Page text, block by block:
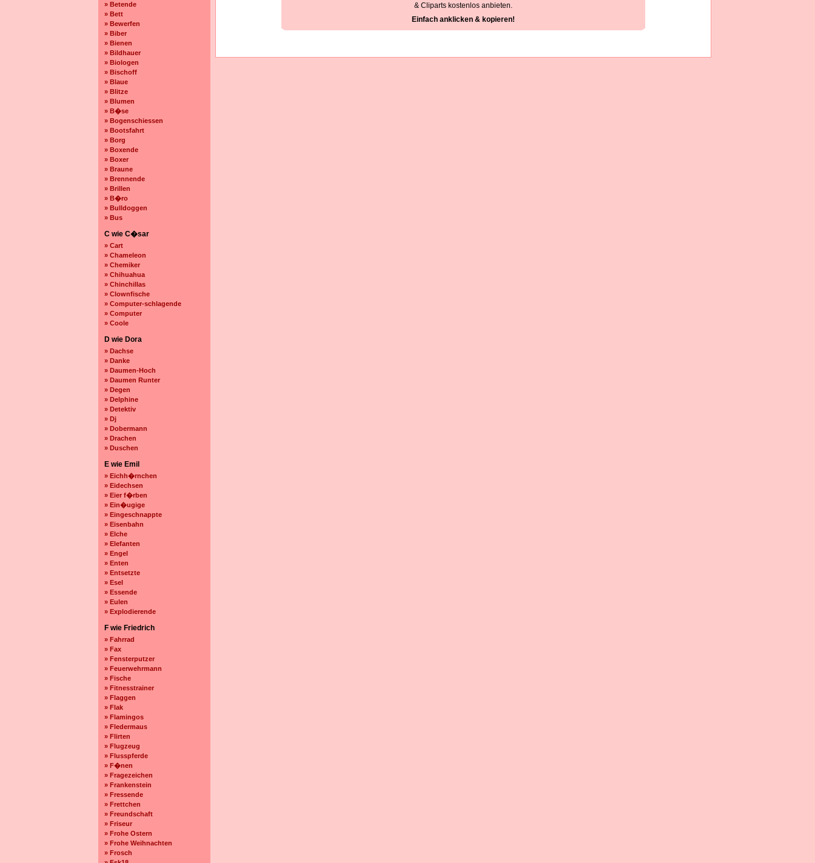
» Betende
» Bett
» Bewerfen
» Biber
» Bienen
» Bildhauer
» Biologen
» Bischoff
» Blaue
» Blitze
» Blumen
» B�se
» Bogenschiessen
» Bootsfahrt
» Borg
» Boxende
» Boxer
» Braune
» Brennende
» Brillen
» B�ro
» Bulldoggen
» Bus
C wie C�sar
» Cart
» Chameleon
» Chemiker
» Chihuahua
» Chinchillas
» Clownfische
» Computer-schlagende
» Computer
» Coole
D wie Dora
» Dachse
» Danke
» Daumen-Hoch
» Daumen Runter
» Degen
» Delphine
» Detektiv
» Dj
» Dobermann
» Drachen
» Duschen
E wie Emil
» Eichh�rnchen
» Eidechsen
» Eier f�rben
» Ein�ugige
» Eingeschnappte
» Eisenbahn
» Elche
» Elefanten
» Engel
» Enten
» Entsetzte
» Esel
» Essende
» Eulen
» Explodierende
F wie Friedrich
» Fahrrad
» Fax
» Fensterputzer
» Feuerwehrmann
» Fische
» Fitnesstrainer
» Flaggen
» Flak
» Flamingos
» Fledermaus
» Flirten
» Flugzeug
» Flusspferde
» F�nen
» Fragezeichen
» Frankenstein
» Fressende
» Frettchen
» Freundschaft
» Friseur
» Frohe Ostern
» Frohe Weihnachten
» Frosch
& Cliparts kostenlos anbieten.
Einfach anklicken & kopieren!